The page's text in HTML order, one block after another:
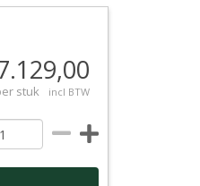
stuk incl BTW